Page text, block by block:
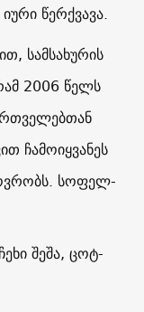
წერქვავა.
სამსახურის
2006 წელს
ჩამოიყვანეს
სოფელ-
შეშა, ცოტ-